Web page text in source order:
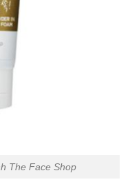
The Face Shop